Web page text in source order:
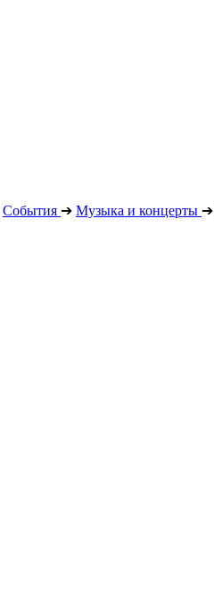
События ➔ Музыка и концерты ➔